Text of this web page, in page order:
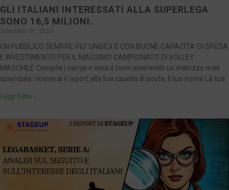
GLI ITALIANI INTERESSATI ALLA SUPERLEGA
SONO 16,5 MILIONI.
Dicembre 30, 2024
UN PUBBLICO SEMPRE PIU’ UNISEX E CON BUONE CAPACITA’ DI SPESA
E INVESTIMENTO PER IL MASSIMO CAMPIONATO DI VOLLEY
MASCHILE Compila i campi e invia il form inserendo un indirizzo mail
aziendale: riceverai il report alla tua casella di posta. Il tuo nome La tua
Leggi Tutto »